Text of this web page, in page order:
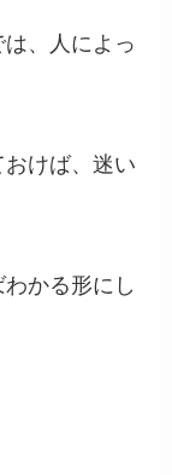
は、人によっ
おけば、迷い
かる形にし